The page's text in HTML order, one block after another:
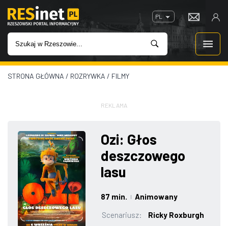
PL
WIADOMOŚCI
IMPREZY
ROZRYWKA
W KINACH
GASTRONOMIA
STRONA GŁÓWNA / ROZRYWKA / FILMY
REKLAMA
Ozi: Głos
deszczowego
lasu
87 min. | Animowany
Scenariusz:
Ricky Roxburgh